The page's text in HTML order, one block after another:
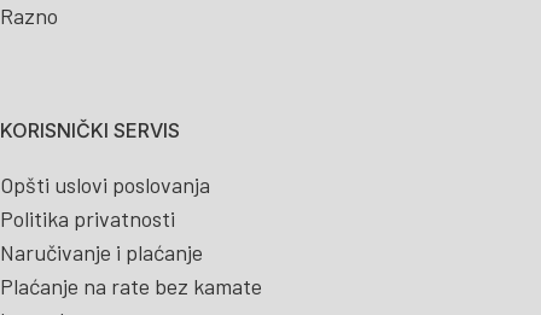
Razno
KORISNIČKI SERVIS
Opšti uslovi poslovanja
Politika privatnosti
Naručivanje i plaćanje
Plaćanje na rate bez kamate